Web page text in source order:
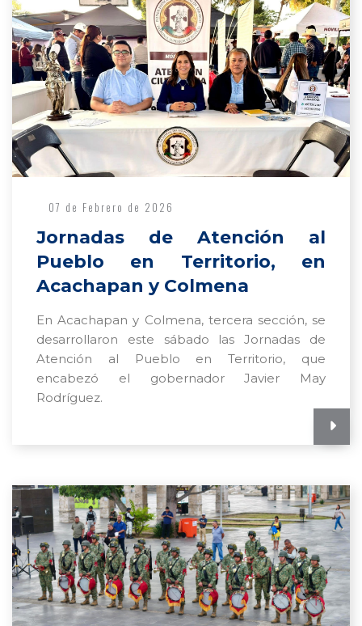
07 de Febrero de 2026
Jornadas de Atención al
Pueblo en Territorio, en
Acachapan y Colmena
En Acachapan y Colmena, tercera sección, se
desarrollaron este sábado las Jornadas de
Atención al Pueblo en Territorio, que
encabezó el gobernador Javier May
Rodríguez.